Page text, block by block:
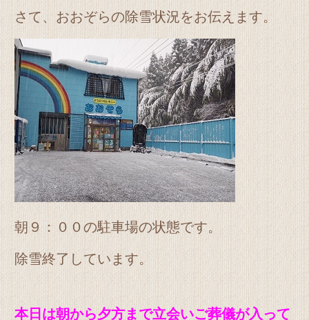
さて、おおぞらの除雪状況をお伝えます。
朝９：００の駐車場の状態です。
除雪終了しています。
本日は朝から夕方まで立会いご葬儀が入って